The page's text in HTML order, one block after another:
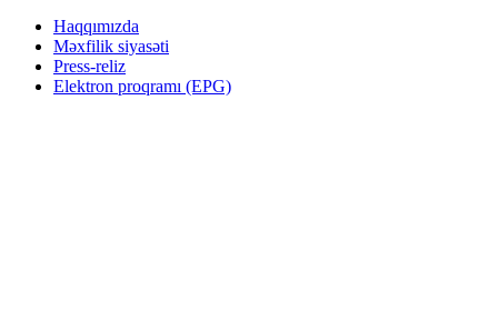
Haqqımızda
Məxfilik siyasəti
Press-reliz
Elektron proqramı (EPG)